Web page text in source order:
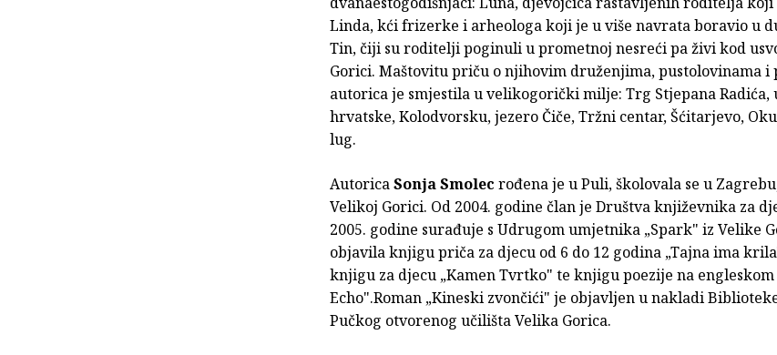
Linda, kći frizerke i arheologa koji je u više navrata boravio u
Tin, čiji su roditelji poginuli u prometnoj nesreći pa živi kod
Gorici. Maštovitu priču o njihovim druženjima, pustolovinama i
autorica je smjestila u velikogorički milje: Trg Stjepana Radića,
hrvatske, Kolodvorsku, jezero Čiče, Tržni centar, Šćitarjevo,
lug.
AutoricaSonja Smolec rođena je u Puli, školovala se u
Velikoj Gorici. Od 2004. godine član je Društva književnika za
2005. godine surađuje s Udrugom umjetnika „Spark" iz Velike
objavila knjigu priča za djecu od 6 do 12 godina „Tajna ima
knjigu za djecu „Kamen Tvrtko" te knjigu poezije na
Echo".Roman „Kineski zvončići" je objavljen u nakladi
Pučkog otvorenog učilišta Velika Gorica.